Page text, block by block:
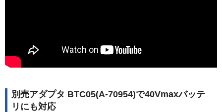
別売アダプタ BTC05(A-70954)で40Vmaxバッテ
リにも対応